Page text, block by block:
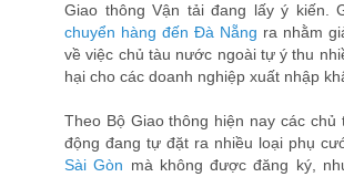
Giao thông Vận tải đang lấy ý kiến.
chuyển hàng đến Đà Nẵng ra nhằm
về việc chủ tàu nước ngoài tự ý thu
hại cho các doanh nghiệp xuất nhập
Theo Bộ Giao thông hiện nay các
động đang tự đặt ra nhiều loại phụ
Sài Gòn mà không được đăng ký,